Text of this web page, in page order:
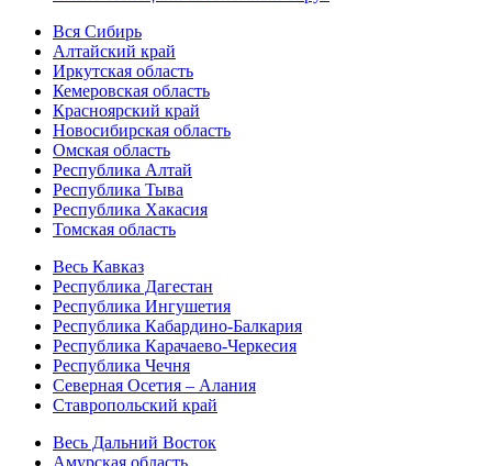
Вся Сибирь
Алтайский край
Иркутская область
Кемеровская область
Красноярский край
Новосибирская область
Омская область
Республика Алтай
Республика Тыва
Республика Хакасия
Томская область
Весь Кавказ
Республика Дагестан
Республика Ингушетия
Республика Кабардино-Балкария
Республика Карачаево-Черкесия
Республика Чечня
Северная Осетия – Алания
Ставропольский край
Весь Дальний Восток
Амурская область